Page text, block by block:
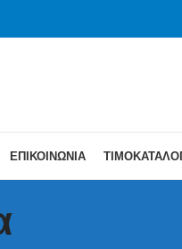
ΕΠΙΚΟΙΝΩΝΙΑ